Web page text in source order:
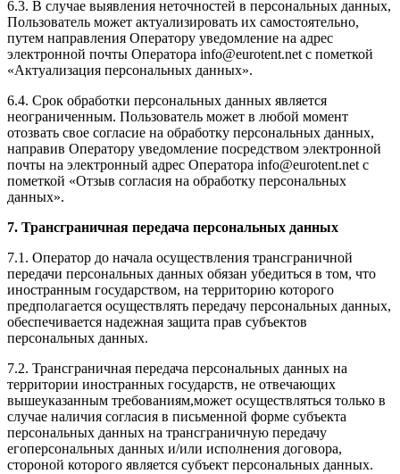
6.3. В случае выявления неточностей в персональных данных,
Пользователь может актуализировать их самостоятельно,
путем направления Оператору уведомление на адрес
электронной почты Оператора info@eurotent.net с пометкой
«Актуализация персональных данных».
6.4. Срок обработки персональных данных является
неограниченным. Пользователь может в любой момент
отозвать свое согласие на обработку персональных данных,
направив Оператору уведомление посредством электронной
почты на электронный адрес Оператора info@eurotent.net с
пометкой «Отзыв согласия на обработку персональных
данных».
7. Трансграничная передача персональных данных
7.1. Оператор до начала осуществления трансграничной
передачи персональных данных обязан убедиться в том, что
иностранным государством, на территорию которого
предполагается осуществлять передачу персональных данных,
обеспечивается надежная защита прав субъектов
персональных данных.
7.2. Трансграничная передача персональных данных на
территории иностранных государств, не отвечающих
вышеуказанным требованиям,может осуществляться только в
случае наличия согласия в письменной форме субъекта
персональных данных на трансграничную передачу
егоперсональных данных и/или исполнения договора,
стороной которого является субъект персональных данных.